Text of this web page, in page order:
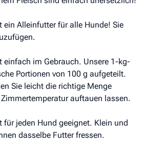
ein Alleinfutter für alle Hunde! Sie
einfach im Gebrauch. Unsere 1-kg-
Portionen von 100 g aufgeteilt.
Sie leicht die richtige Menge
auftauen lassen.
für jeden Hund geeignet. Klein und
dasselbe Futter fressen.